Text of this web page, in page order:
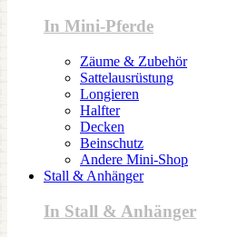
In Mini-Pferde
Zäume & Zubehör
Sattelausrüstung
Longieren
Halfter
Decken
Beinschutz
Andere Mini-Shop
Stall & Anhänger
In Stall & Anhänger